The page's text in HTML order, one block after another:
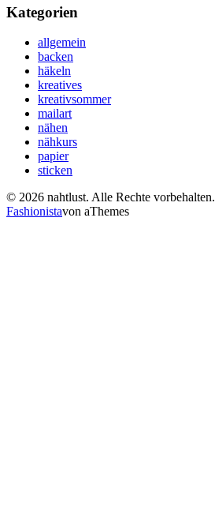
Kategorien
allgemein
backen
häkeln
kreatives
kreativsommer
mailart
nähen
nähkurs
papier
sticken
© 2026 nahtlust. Alle Rechte vorbehalten.
Fashionistavon aThemes